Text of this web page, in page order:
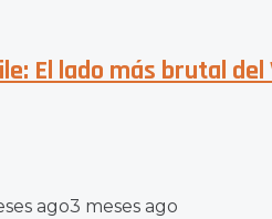
El lado más brutal
ago3 meses ago